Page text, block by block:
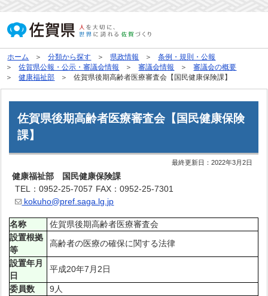
ホーム 分類から探す 県政情報
条例・規則・公報
佐賀県公報・公示・審議会情報
審議会情報
審議会の概要
健康福祉部
佐賀県後期高齢者医療審査会【国民健康保険課】
佐賀県後期高齢者医療審査会【国民健康保険
課】
最終更新日：2022年3月2日
健康福祉部 国民健康保険課
TEL：0952-25-7057 FAX：0952-25-7301
kokuho@pref.saga.lg.jp
名称
佐賀県後期高齢者医療審査会
設置根拠
等
高齢者の医療の確保に関する法律
設置年月
日
平成20年7月2日
委員数
9人